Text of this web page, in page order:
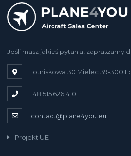
Jeśli masz jakieś pytania, zapraszamy
Lotniskowa 30 Mielec 39-300
+48 515 626 410
contact@plane4you.eu
Projekt UE